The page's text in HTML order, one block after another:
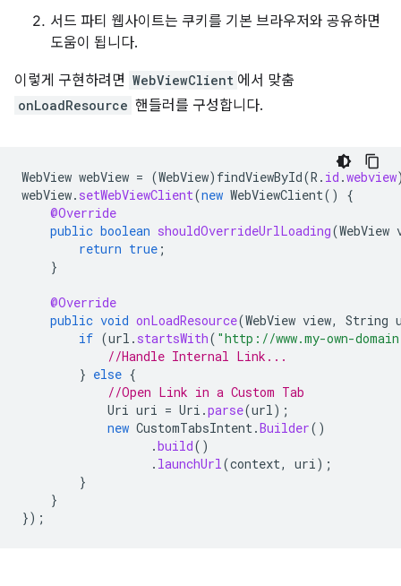
서드 파티 웹사이트는 쿠키를 기본 브라우저와 공유하면
도움이 됩니다.
이렇게 구현하려면 WebViewClient 에서 맞춤
onLoadResource 핸들러를 구성합니다.
WebView webView = (WebView) findViewById(R . id .webview
webView. setWebViewClient(new WebViewClient()
{
@Override
public boolean shouldOverrideUrlLoading(WebView
return true ;
}
@Override
public void onLoadResource(WebView view, String
if (url . startsWith( "http://www.my-own-
//Handle Internal Link...
} else {
//Open Link in a Custom Tab
Uri uri = Uri .parse(url);
new CustomTabsIntent.Builder()
.build()
. launchUrl(context, uri);
}
}
});